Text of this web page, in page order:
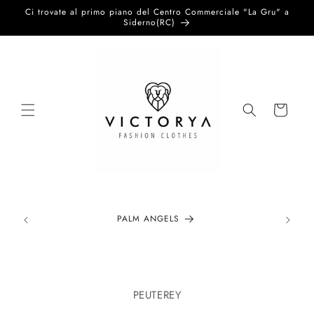
direttamente
Ci trovate al primo piano del Centro Commerciale "La Gru" a
Siderno(RC)
Carrello
PALM ANGELS
PEUTEREY